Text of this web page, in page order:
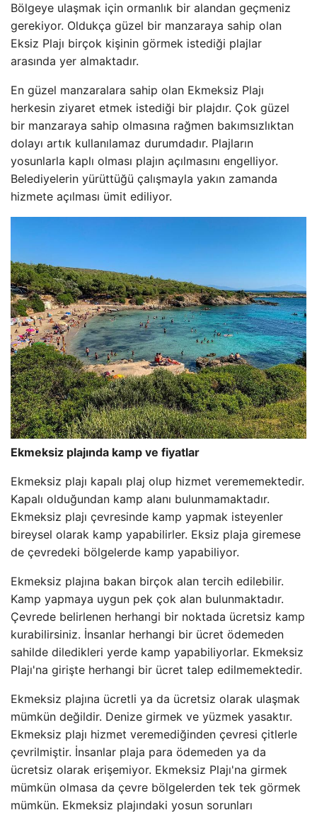
Bölgeye ulaşmak için ormanlık bir alandan geçmeniz
gerekiyor. Oldukça güzel bir manzaraya sahip olan
Eksiz Plajı birçok kişinin görmek istediği plajlar
arasında yer almaktadır.
En güzel manzaralara sahip olan Ekmeksiz Plajı
herkesin ziyaret etmek istediği bir plajdır. Çok güzel
bir manzaraya sahip olmasına rağmen bakımsızlıktan
dolayı artık kullanılamaz durumdadır. Plajların
yosunlarla kaplı olması plajın açılmasını engelliyor.
Belediyelerin yürüttüğü çalışmayla yakın zamanda
hizmete açılması ümit ediliyor.
Ekmeksiz plajında ​​kamp ve fiyatlar
Ekmeksiz plajı kapalı plaj olup hizmet verememektedir.
Kapalı olduğundan kamp alanı bulunmamaktadır.
Ekmeksiz plajı çevresinde kamp yapmak isteyenler
bireysel olarak kamp yapabilirler. Eksiz plaja giremese
de çevredeki bölgelerde kamp yapabiliyor.
Ekmeksiz plajına bakan birçok alan tercih edilebilir.
Kamp yapmaya uygun pek çok alan bulunmaktadır.
Çevrede belirlenen herhangi bir noktada ücretsiz kamp
kurabilirsiniz. İnsanlar herhangi bir ücret ödemeden
sahilde diledikleri yerde kamp yapabiliyorlar. Ekmeksiz
Plajı'na girişte herhangi bir ücret talep edilmemektedir.
Ekmeksiz plajına ücretli ya da ücretsiz olarak ulaşmak
mümkün değildir. Denize girmek ve yüzmek yasaktır.
Ekmeksiz plajı hizmet veremediğinden çevresi çitlerle
çevrilmiştir. İnsanlar plaja para ödemeden ya da
ücretsiz olarak erişemiyor. Ekmeksiz Plajı'na girmek
mümkün olmasa da çevre bölgelerden tek tek görmek
mümkün. Ekmeksiz plajındaki yosun sorunları